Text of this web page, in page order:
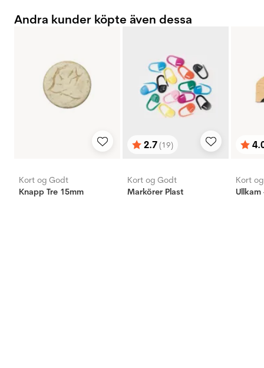
Andra kunder köpte även dessa
Kort og Godt
Knapp Tre 15mm
Betyg:
2.7(19)
utav 5 stjärnor
Kort og Godt
Markörer Plast
utav
Kort
Ullkam